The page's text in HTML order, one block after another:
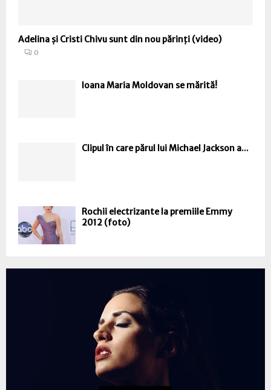
Adelina și Cristi Chivu sunt din nou părinți (video)
0
Ioana Maria Moldovan se mărită!
Clipul în care părul lui Michael Jackson a...
Rochii electrizante la premiile Emmy
2012 (foto)